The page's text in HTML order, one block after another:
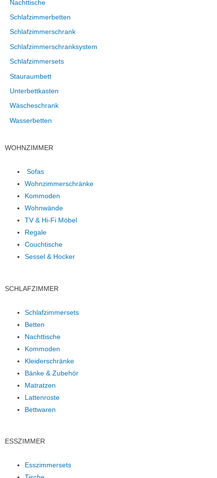
Nachttische
Schlafzimmerbetten
Schlafzimmerschrank
Schlafzimmerschranksystem
Schlafzimmersets
Stauraumbett
Unterbettkasten
Wäscheschrank
Wasserbetten
WOHNZIMMER
Sofas
Wohnzimmerschränke
Kommoden
Wohnwände
TV & Hi-Fi Möbel
Regale
Couchtische
Sessel & Hocker
SCHLAFZIMMER
Schlafzimmersets
Betten
Nachttische
Kommoden
Kleiderschränke
Bänke & Zubehör
Matratzen
Lattenroste
Bettwaren
ESSZIMMER
Esszimmersets